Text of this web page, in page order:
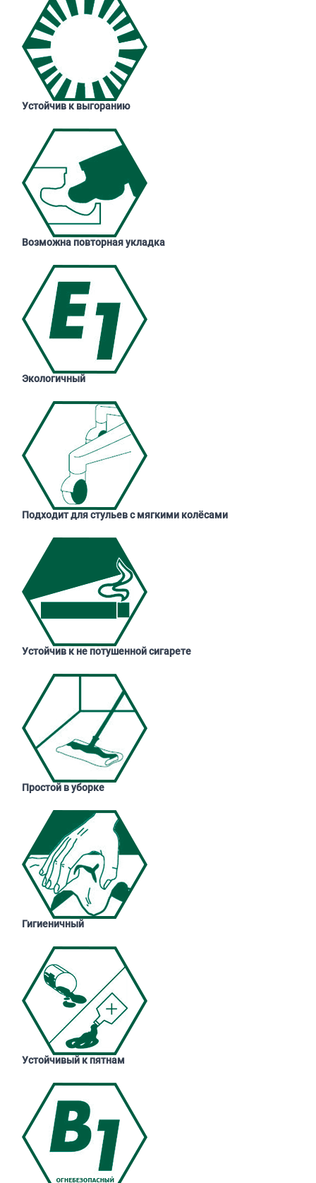
Устойчив к выгоранию
Возможна повторная укладка
Экологичный
Подходит для стульев с мягкими колёсами
Устойчив к не потушенной сигарете
Простой в уборке
Гигиеничный
Устойчивый к пятнам